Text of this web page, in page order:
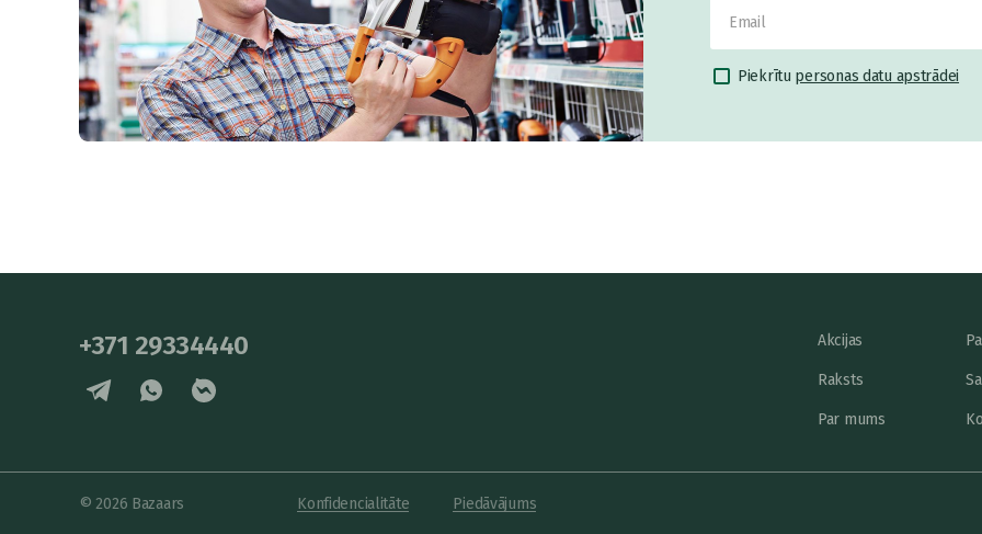
Piekrītu personas datu apstrādei
+371 29334440 Akcijas
Raksts
Par mums
© 2026 Bazaars Konfidencialitāte Piedāvājums